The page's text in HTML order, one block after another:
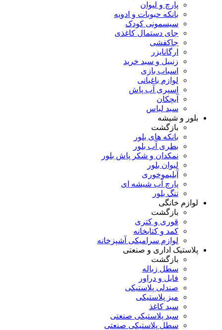
پارچ و لیوان
بانکه حبوبات و ادویه
سیسمونی کودک
جای دستمال کاغذی
جاکفشی
ارگانایزر
زنبیل و سبد خرید
اسباب بازی
لوازم باغبانی
اسپری آب پاش
آبچکان
سبد لباس
بلور و شیشه
بازگشت
بانکه های بلور
بطری آب بلور
نمکدان و شکر پاش بلور
لیوان بلور
آبلیموخوری
پارچ آب شیشه ای
تنگ بلور
لوازم خانگی
بازگشت
قوری و کتری
کمد و کتابخانه
لوازم سرامیکی آشپزخانه
پلاستیک اداری و صنعتی
بازگشت
سطل زباله
فایل و دراور
صندلی پلاستیکی
میز پلاستیکی
سبد کاغذ
سبد پلاستیکی صنعتی
سطل پلاستیکی صنعتی